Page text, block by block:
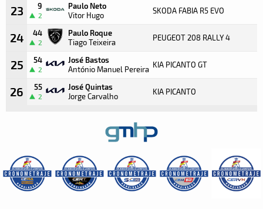
23 9
2
Paulo Neto
Vitor Hugo SKODA FABIA R5 EVO
24 44
2
Paulo Roque
Tiago Teixeira PEUGEOT 208 RALLY 4
25 54
2
José Bastos
António Manuel Pereira KIA PICANTO GT
26 55
2
José Quintas
Jorge Carvalho KIA PICANTO